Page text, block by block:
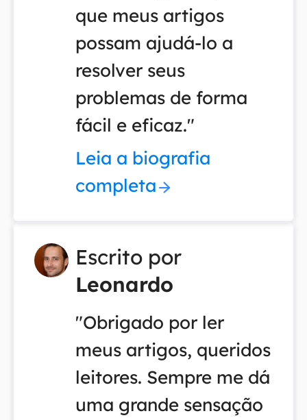
que meus artigos
possam ajudá-lo a
resolver seus
problemas de forma
fácil e eficaz."
Leia a biografia
completa
Escrito por
Leonardo
"Obrigado por ler
meus artigos, queridos
leitores. Sempre me dá
uma grande sensação